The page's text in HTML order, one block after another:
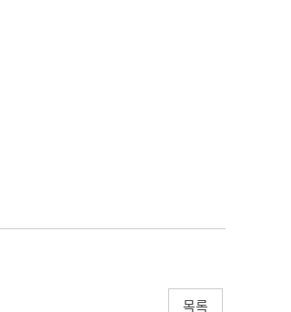
목록